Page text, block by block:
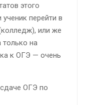
этого
перейти в
или же
только на
к ОГЭ — очень
ОГЭ по